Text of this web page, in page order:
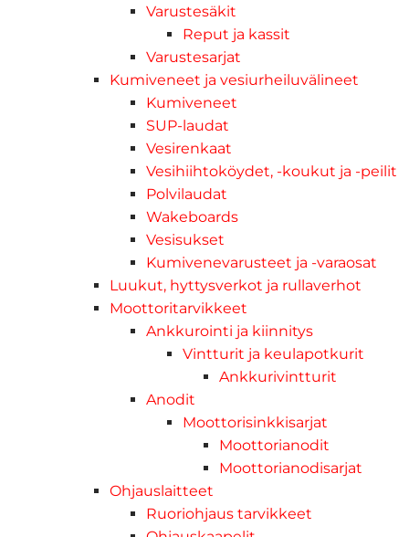
Varustesäkit
Reput ja kassit
Varustesarjat
Kumiveneet ja vesiurheiluvälineet
Kumiveneet
SUP-laudat
Vesirenkaat
Vesihiihtoköydet, -koukut ja -peilit
Polvilaudat
Wakeboards
Vesisukset
Kumivenevarusteet ja -varaosat
Luukut, hyttysverkot ja rullaverhot
Moottoritarvikkeet
Ankkurointi ja kiinnitys
Vintturit ja keulapotkurit
Ankkurivintturit
Anodit
Moottorisinkkisarjat
Moottorianodit
Moottorianodisarjat
Ohjauslaitteet
Ruoriohjaus tarvikkeet